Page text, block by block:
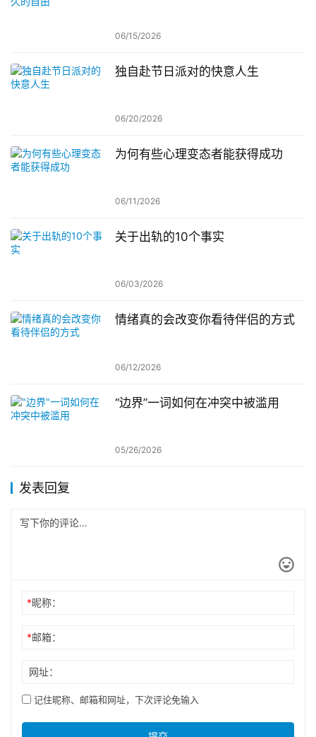
06/15/2026
独自赴节日派对的快意人生
06/20/2026
为何有些心理变态者能获得成功
06/11/2026
关于出轨的10个事实
06/03/2026
情绪真的会改变你看待伴侣的方式
06/12/2026
“边界”一词如何在冲突中被滥用
05/26/2026
发表回复
*昵称：
*邮箱：
网址：
记住昵称、邮箱和网址，下次评论免输入